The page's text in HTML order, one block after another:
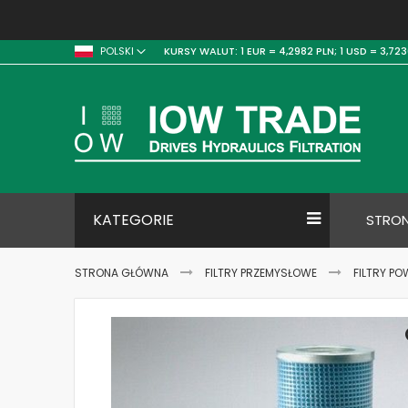
POLSKI KURSY WALUT: 1 EUR = 4,2982 PLN; 1 USD =
KATEGORIE
STRONA GŁÓWNA FILTRY PRZEMYSŁOWE FILTRY